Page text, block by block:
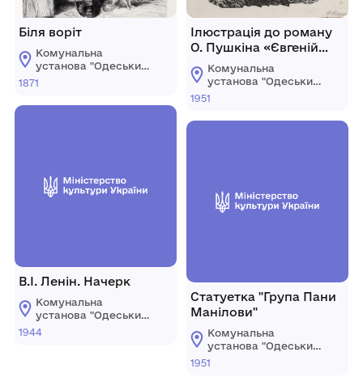
Біля воріт
Комунальна
установа "Одеський
національний
1871
В.І. Ленін. Начерк
Комунальна
установа "Одеський
національний
1944
Ілюстрація до роману
О. Пушкіна «Євгеній
Онєгін». Онєгін.
Комунальна
установа "Одеський
національний
1951
Статуетка "Група Пани
Манілови"
Комунальна
установа "Одеський
національний
1951